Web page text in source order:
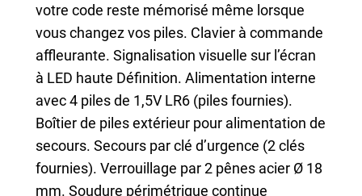
votre code reste mémorisé même lorsque
vous changez vos piles. Clavier à commande
affleurante. Signalisation visuelle sur l’écran
à LED haute Définition. Alimentation interne
avec 4 piles de 1,5V LR6 (piles fournies).
Boîtier de piles extérieur pour alimentation de
secours. Secours par clé d’urgence (2 clés
fournies). Verrouillage par 2 pênes acier Ø 18
mm. Soudure périmétrique continue